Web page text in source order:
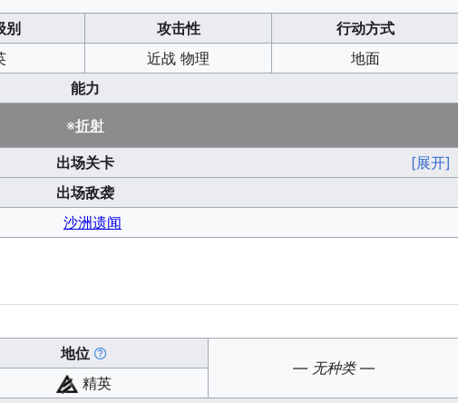
别 攻击性
行动方式
近战 物理
地面
能力
※折射
出场关卡
[展开]
出场敌袭
沙洲遗闻
地位
— 无种类 —
精英